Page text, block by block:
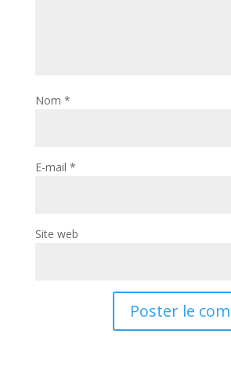
Nom *
E-mail *
Site web